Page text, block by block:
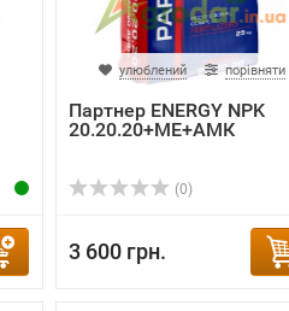
улюблений порівняти
Партнер ENERGY NPK
20.20.20+ME+АМК
(0)
3 600 грн.